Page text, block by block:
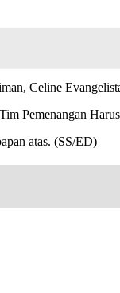
Celine
Pemenangan
atas. (SS/ED)